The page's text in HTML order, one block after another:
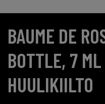
BAUME DE
BOTTLE, 7
HUULIKIILTO